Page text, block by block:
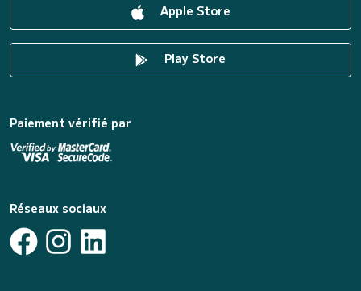
Apple Store
Play Store
Paiement vérifié par
Réseaux sociaux